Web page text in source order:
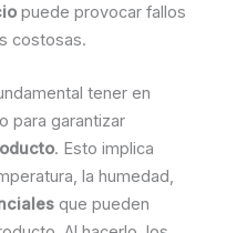
puede provocar fallos
costosas.
tener en
para garantizar
. Esto implica
la humedad,
que pueden